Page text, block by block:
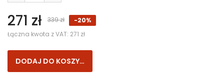
271 zł 339 zł
-20%
Łączna kwota z VAT: 271 zł